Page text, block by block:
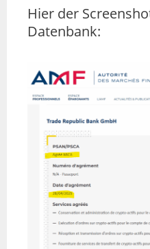
Hier der
Datenbank: